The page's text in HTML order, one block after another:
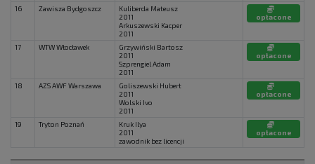
16 Zawisza Bydgoszcz
Kuliberda Mateusz
2011
Arkuszewski Kacper
2011
opłacone
17 WTW Włocławek
Grzywiński Bartosz
2011
Szprengiel Adam
2011
opłacone
18 AZS AWF Warszawa
Goliszewski Hubert
2011
Wolski Ivo
2011
opłacone
19 Tryton Poznań
Kruk Ilya
2011
zawodnik bez licencji
opłacone